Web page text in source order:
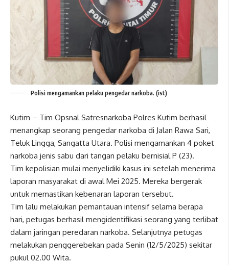
Polisi mengamankan pelaku pengedar narkoba. (ist)
Kutim – Tim Opsnal Satresnarkoba Polres Kutim berhasil
menangkap seorang pengedar narkoba di Jalan Rawa Sari,
Teluk Lingga, Sangatta Utara. Polisi mengamankan 4 poket
narkoba jenis sabu dari tangan pelaku bernisial P (23).
Tim kepolisian mulai menyelidiki kasus ini setelah menerima
laporan masyarakat di awal Mei 2025. Mereka bergerak
untuk memastikan kebenaran laporan tersebut.
Tim lalu melakukan pemantauan intensif selama berapa
hari, petugas berhasil mengidentifikasi seorang yang terlibat
dalam jaringan peredaran narkoba. Selanjutnya petugas
melakukan penggerebekan pada Senin (12/5/2025) sekitar
pukul 02.00 Wita.